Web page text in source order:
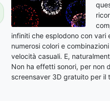
infiniti che esplodono con
numerosi colori e
velocità casuali. E,
Non ha effetti sonori, per non
screensaver 3D gratuito per il